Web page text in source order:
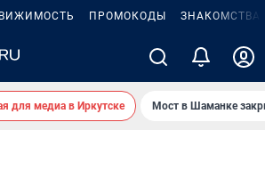
ПРОМОКОДЫ ЗНАКОМСТВА
для медиа в Иркутске Мост в Шаманке